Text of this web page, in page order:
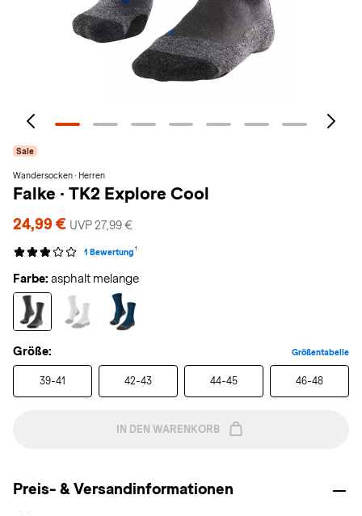
Sale
Wandersocken · Herren
Falke · TK2 Explore Cool
24,99 € UVP 27,99 €
1 Bewertung 1
Farbe: asphalt melange
Größe: Größentabelle
39-41 42-43 44-45 46-48
IN DEN WARENKORB
Preis- & Versandinformationen